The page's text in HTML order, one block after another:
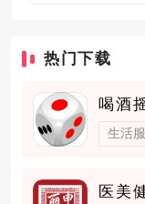
热门下载
喝酒
生活
医美